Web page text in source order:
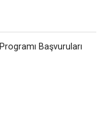
Başvuruları